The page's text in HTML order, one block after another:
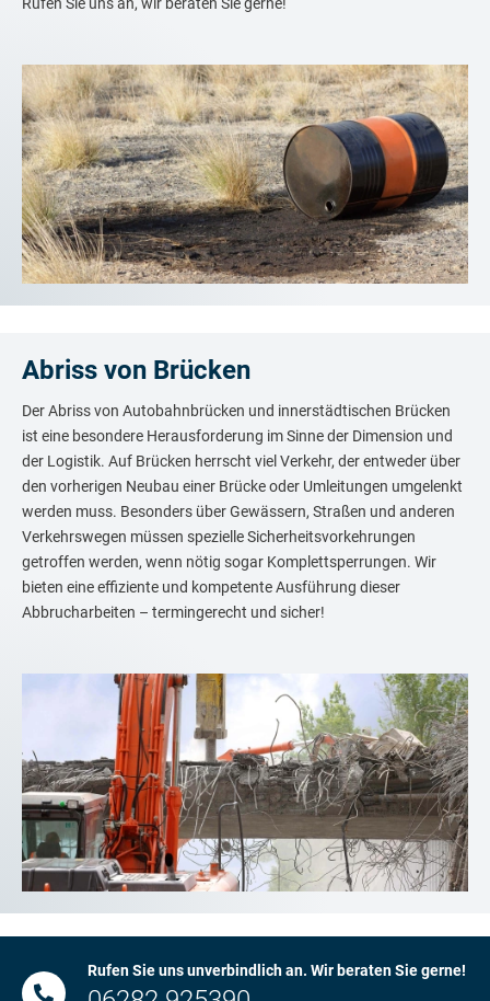
Abriss von Brücken
Der Abriss von Autobahnbrücken und innerstädtischen Brücken
ist eine besondere Herausforderung im Sinne der Dimension und
der Logistik. Auf Brücken herrscht viel Verkehr, der entweder über
den vorherigen Neubau einer Brücke oder Umleitungen umgelenkt
werden muss. Besonders über Gewässern, Straßen und anderen
Verkehrswegen müssen spezielle Sicherheitsvorkehrungen
getroffen werden, wenn nötig sogar Komplettsperrungen. Wir
bieten eine effiziente und kompetente Ausführung dieser
Abbrucharbeiten – termingerecht und sicher!
Rufen Sie uns unverbindlich an. Wir beraten Sie gerne!